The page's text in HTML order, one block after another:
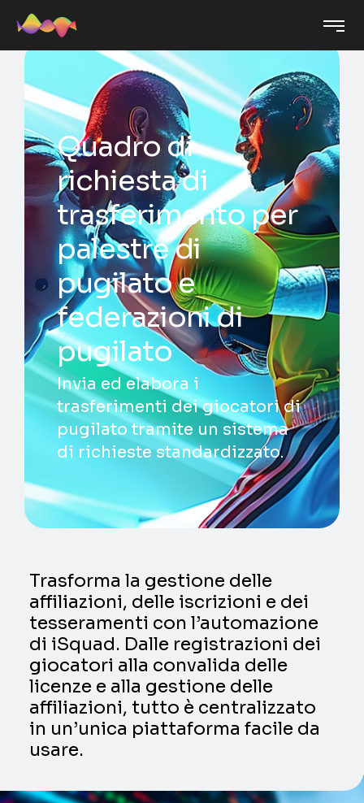
Quadro di
richiesta di
trasferimento per
palestre di
pugilato e
federazioni di
pugilato
Invia ed elabora i
trasferimenti dei giocatori di
pugilato tramite un sistema
di richieste standardizzato.
Trasforma la gestione delle
affiliazioni, delle iscrizioni e dei
tesseramenti con l’automazione
di iSquad. Dalle registrazioni dei
giocatori alla convalida delle
licenze e alla gestione delle
affiliazioni, tutto è centralizzato
in un’unica piattaforma facile da
usare.